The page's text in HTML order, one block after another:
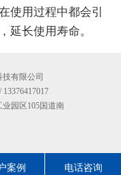
使用过程中都会引
延长使用寿命。
有限公司
园区105国道南
案例 电话咨询